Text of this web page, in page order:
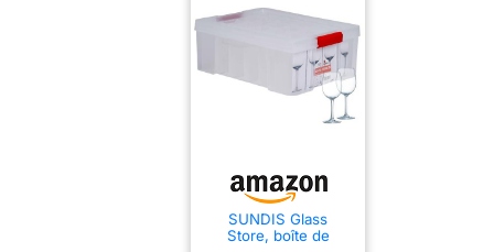
SUNDIS Glass
Store, boîte de